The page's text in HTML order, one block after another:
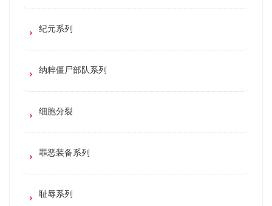
纪元系列
纳粹僵尸部队系列
细胞分裂
罪恶装备系列
耻辱系列